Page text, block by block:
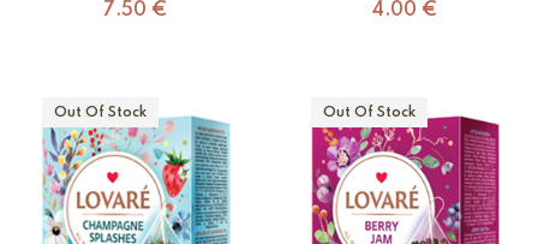
7.50 € 4.00 €
Out Of Stock Out Of Stock